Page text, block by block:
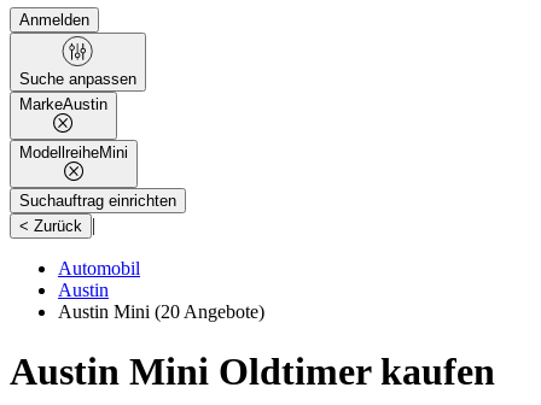
Anmelden
Suche anpassen
MarkeAustin
ModellreiheMini
Suchauftrag einrichten
< Zurück |
Automobil
Austin
Austin Mini (20 Angebote)
Austin Mini Oldtimer kaufen